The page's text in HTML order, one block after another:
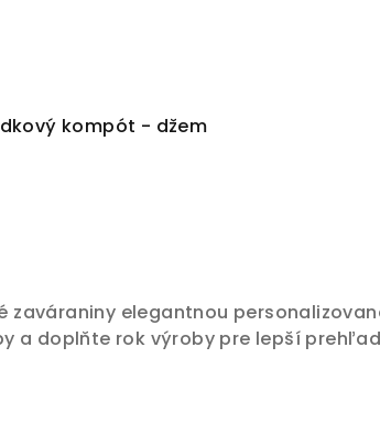
kompót - džem
zaváraniny elegantnou
a doplňte rok výroby pre lepší